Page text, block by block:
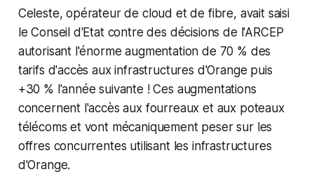
Celeste, opérateur de cloud et de fibre, avait saisi
le Conseil d'Etat contre des décisions de l'ARCEP
autorisant l'énorme augmentation de 70 % des
tarifs d'accès aux infrastructures d'Orange puis
+30 % l'année suivante ! Ces augmentations
concernent l'accès aux fourreaux et aux poteaux
télécoms et vont mécaniquement peser sur les
offres concurrentes utilisant les infrastructures
d'Orange.